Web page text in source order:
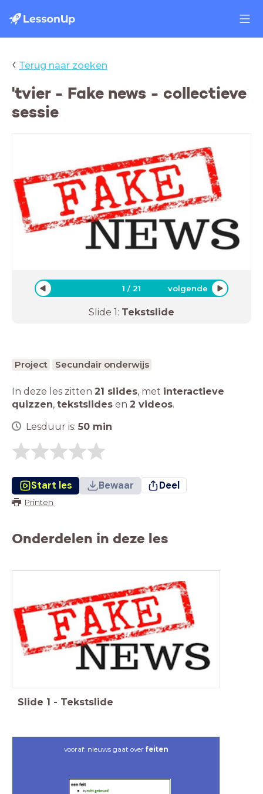
‹ Terug naar zoeken
'tvier - Fake news - collectieve
sessie
1 /21 volgende
Slide 1: Tekstslide
Project Secundair onderwijs
In deze les zitten 21 slides, met interactieve
quizzen, tekstslides en 2 videos.
Lesduur is: 50 min
Start les Bewaar Deel
Printen
Onderdelen in deze les
Slide 1 - Tekstslide
vooraf: nieuws gaat over feiten